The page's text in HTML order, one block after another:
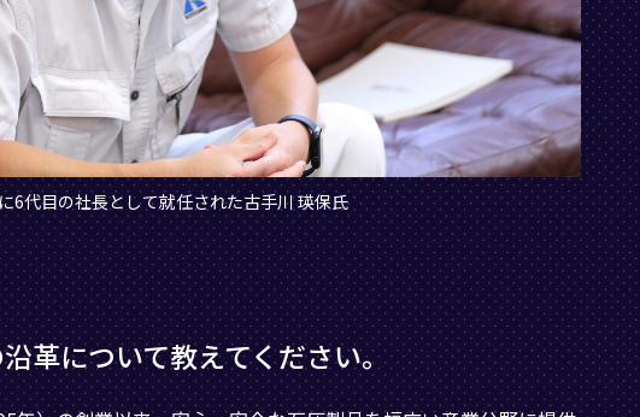
6代目の社長として就任された古手川 瑛保氏
沿革について教えてください。